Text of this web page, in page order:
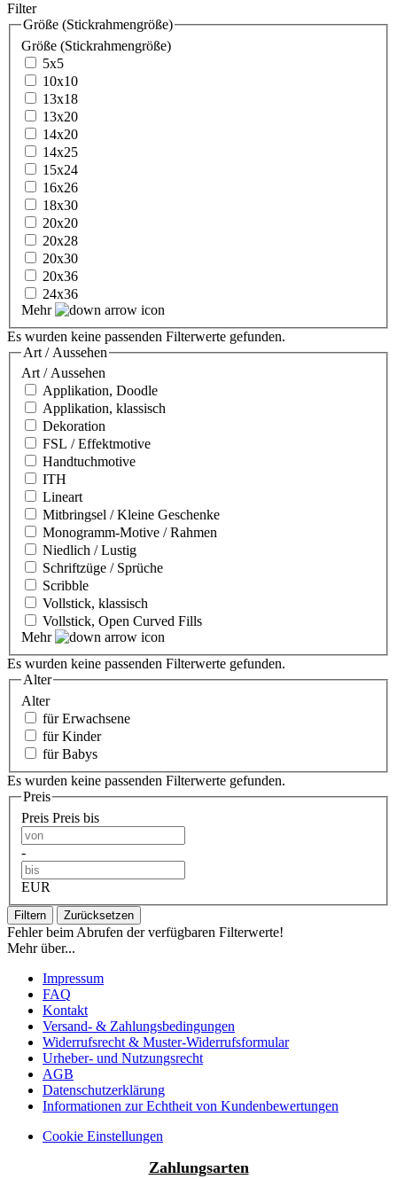
Filter
Größe (Stickrahmengröße)
Größe (Stickrahmengröße)
5x5
10x10
13x18
13x20
14x20
14x25
15x24
16x26
18x30
20x20
20x28
20x30
20x36
24x36
Mehr
Es wurden keine passenden Filterwerte gefunden.
Art / Aussehen
Art / Aussehen
Applikation, Doodle
Applikation, klassisch
Dekoration
FSL / Effektmotive
Handtuchmotive
ITH
Lineart
Mitbringsel / Kleine Geschenke
Monogramm-Motive / Rahmen
Niedlich / Lustig
Schriftzüge / Sprüche
Scribble
Vollstick, klassisch
Vollstick, Open Curved Fills
Mehr
Es wurden keine passenden Filterwerte gefunden.
Alter
Alter
für Erwachsene
für Kinder
für Babys
Es wurden keine passenden Filterwerte gefunden.
Preis
Preis Preis bis
-
EUR
Filtern Zurücksetzen
Fehler beim Abrufen der verfügbaren Filterwerte!
Mehr über...
Impressum
FAQ
Kontakt
Versand- & Zahlungsbedingungen
Widerrufsrecht & Muster-Widerrufsformular
Urheber- und Nutzungsrecht
AGB
Datenschutzerklärung
Informationen zur Echtheit von Kundenbewertungen
Cookie Einstellungen
Zahlungsarten